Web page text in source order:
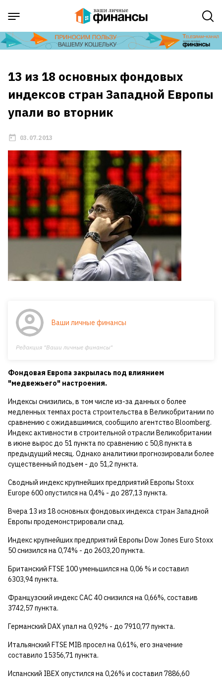
13 из 18 основных фондовых
индексов стран Западной Европы
упали во вторник
03.07.2013
Ваши личные финансы
Редакция "Ваши личные финансы"
Фондовая Европа закрылась под влиянием
"медвежьего" настроения.
Индексы снизились, в том числе из-за данных о более
медленных темпах роста строительства в Великобритании по
сравнению с ожидавшимися, сообщило агентство Bloomberg.
Индекс активности в строительной отрасли Великобритании
в июне вырос до 51 пункта по сравнению с 50,8 пункта в
предыдущий месяц. Однако аналитики прогнозировали более
существенный подъем - до 51,2 пункта.
Сводный индекс крупнейших предприятий Европы Stoxx
Europe 600 опустился на 0,4% - до 287,13 пункта.
Вчера 13 из 18 основных фондовых индекса стран Западной
Европы продемонстрировали спад.
Индекс крупнейших предприятий Европы Dow Jones Euro Stoxx
50 снизился на 0,74% - до 2603,20 пункта.
Британский FTSE 100 уменьшился на 0,06 % и составил
6303,94 пункта.
Французский индекс CAC 40 снизился на 0,66%, составив
3742,57 пункта.
Германский DAX упал на 0,92% - до 7910,77 пункта.
Итальянский FTSE MIB просел на 0,61%, его значение
составило 15356,71 пункта.
Испанский IBEX опустился на 0,26% и составил 7886,60